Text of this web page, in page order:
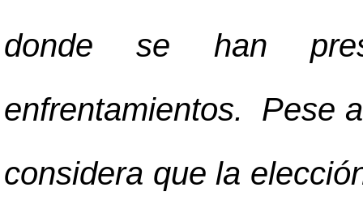
donde se han
enfrentamientos. Pese
considera que la